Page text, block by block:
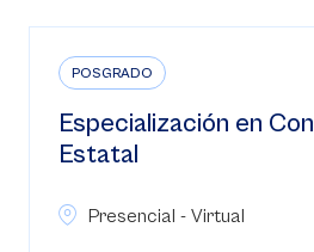
POSGRADO
Especialización en
Estatal
Presencial - Virtual